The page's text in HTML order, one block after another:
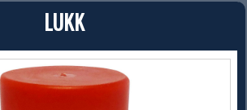
LUKK
PRODUKT
Produkter (1)
Bruk filter til å spisse søket